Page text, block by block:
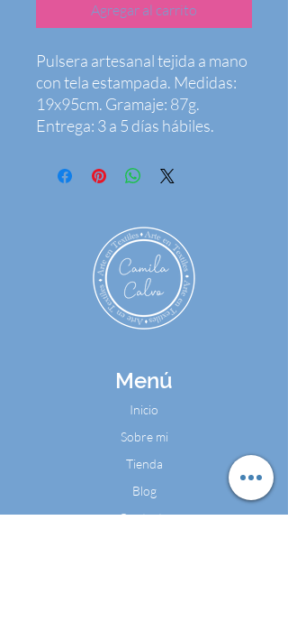
Agregar al carrito
Pulsera artesanal tejida a mano
con tela estampada. Medidas:
19x95cm. Gramaje: 87g.
Entrega: 3 a 5 días hábiles.
Menú
Inicio
Sobre mi
Tienda
Blog
Contacto